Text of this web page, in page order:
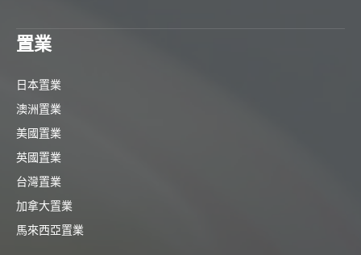
置業
日本置業
澳洲置業
美國置業
英國置業
台灣置業
加拿大置業
馬來西亞置業